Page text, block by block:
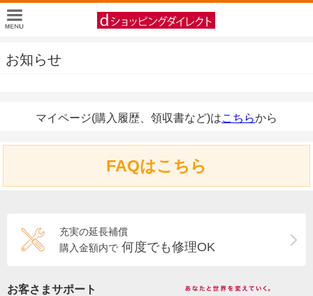
お知らせ
マイページ(購入履歴、領収書など)はこちらから
FAQはこちら
充実の延長補償
購入金額内で 何度でも修理OK
お客さまサポート